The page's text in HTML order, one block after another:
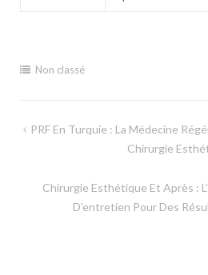
Non classé
Navigation
PRF En Turquie : La Médecine
Chirurgie
Chirurgie Esthétique Et Après :
D’entretien Pour Des